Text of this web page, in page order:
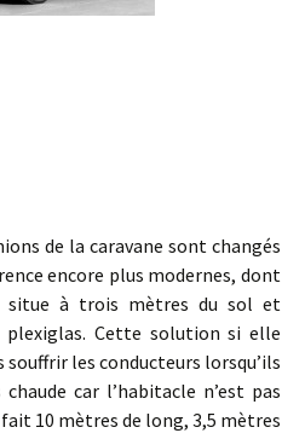
la caravane sont changés
encore plus modernes, dont
situe à trois mètres du sol et
plexiglas. Cette solution si elle
souffrir les conducteurs lorsqu’ils
car l’habitacle n’est pas
10 mètres de long, 3,5 mètres